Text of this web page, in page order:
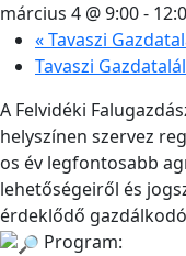
március 4 @ 9:00-
«Tavaszi
Tavaszi
A Felvidéki
helyszínen szervez
os év legfontosabb
lehetőségeiről és
érdeklődő
Program: